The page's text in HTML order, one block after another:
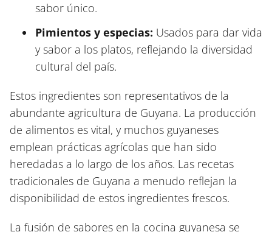
sabor único.
Pimientos y especias: Usados para dar vida
y sabor a los platos, reflejando la diversidad
cultural del país.
Estos ingredientes son representativos de la
abundante agricultura de Guyana. La producción
de alimentos es vital, y muchos guyaneses
emplean prácticas agrícolas que han sido
heredadas a lo largo de los años. Las recetas
tradicionales de Guyana a menudo reflejan la
disponibilidad de estos ingredientes frescos.
La fusión de sabores en la cocina guyanesa se